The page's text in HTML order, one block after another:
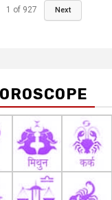
1 of 927 Next